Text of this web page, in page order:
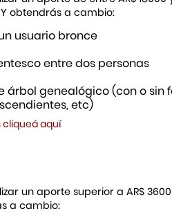
Y obtendrás a cambio:
usuario bronce
entre dos personas
árbol genealógico (con o sin
etc)
cliqueá aquí
un aporte superior a AR$
a cambio: